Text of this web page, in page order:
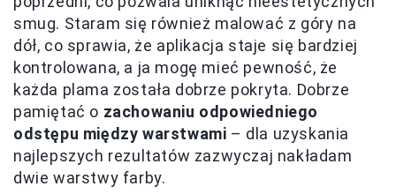
smug. Staram się również malować z góry na
dół, co sprawia, że aplikacja staje się bardziej
kontrolowana, a ja mogę mieć pewność, że
każda plama została dobrze pokryta. Dobrze
pamiętać o zachowaniu odpowiedniego
odstępu między warstwami – dla uzyskania
najlepszych rezultatów zazwyczaj nakładam
dwie warstwy farby.